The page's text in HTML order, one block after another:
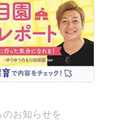
お知らせを